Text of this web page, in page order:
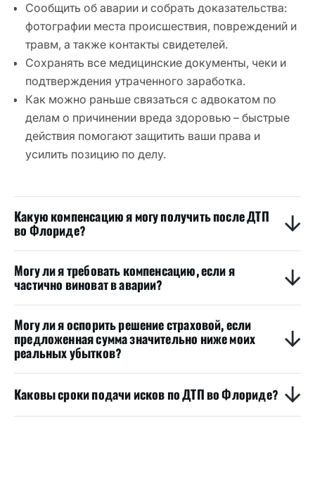
Сообщить об аварии и собрать доказательства:
фотографии места происшествия, повреждений и
травм, а также контакты свидетелей.
Сохранять все медицинские документы, чеки и
подтверждения утраченного заработка.
Как можно раньше связаться с адвокатом по
делам о причинении вреда здоровью – быстрые
действия помогают защитить ваши права и
усилить позицию по делу.
Какую компенсацию я могу получить после ДТП
во Флориде?
Могу ли я требовать компенсацию, если я
частично виноват в аварии?
Могу ли я оспорить решение страховой, если
предложенная сумма значительно ниже моих
реальных убытков?
Каковы сроки подачи исков по ДТП во Флориде?